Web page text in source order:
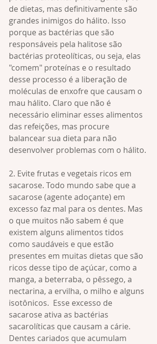
de dietas, mas definitivamente são
grandes inimigos do hálito. Isso
porque as bactérias que são
responsáveis pela halitose são
bactérias proteolíticas, ou seja, elas
"comem" proteínas e o resultado
desse processo é a liberação de
moléculas de enxofre que causam o
mau hálito. Claro que não é
necessário eliminar esses alimentos
das refeições, mas procure
balancear sua dieta para não
desenvolver problemas com o hálito.
2. Evite frutas e vegetais ricos em
sacarose. Todo mundo sabe que a
sacarose (agente adoçante) em
excesso faz mal para os dentes. Mas
o que muitos não sabem é que
existem alguns alimentos tidos
como saudáveis e que estão
presentes em muitas dietas que são
ricos desse tipo de açúcar, como a
manga, a beterraba, o pêssego, a
nectarina, a ervilha, o milho e alguns
isotônicos.  Esse excesso de
sacarose ativa as bactérias
sacarolíticas que causam a cárie.
Dentes cariados que acumulam